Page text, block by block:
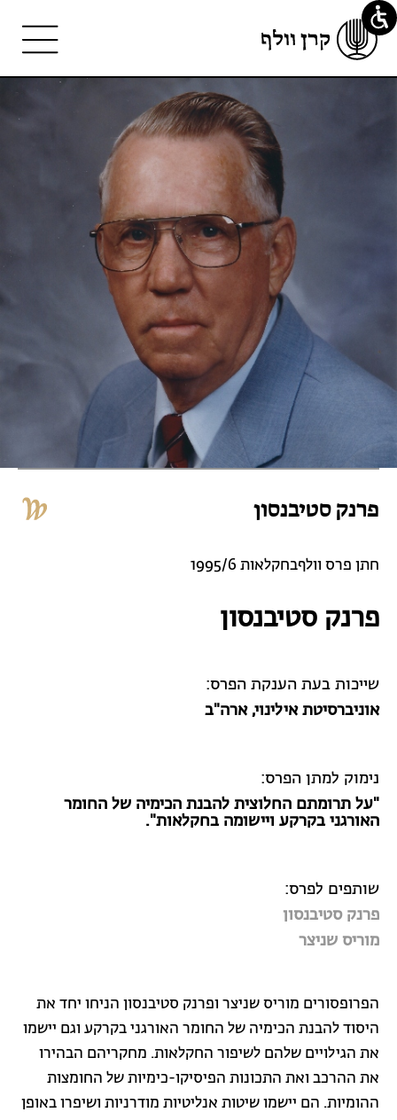
פרנק סטיבנסון
חתן פרס וולףבחקלאות 1995/6
פרנק סטיבנסון
שייכות בעת הענקת הפרס:
אוניברסיטת אילינוי, ארה"ב
נימוק למתן הפרס:
"על תרומתם החלוצית להבנת הכימיה של החומר
האורגני בקרקע ויישומה בחקלאות".
שותפים לפרס:
פרנק סטיבנסון
מוריס שניצר
הפרופסורים מוריס שניצר ופרנק סטיבנסון הניחו יחד את
היסוד להבנת הכימיה של החומר האורגני בקרקע וגם יישמו
את הגילויים שלהם לשיפור החקלאות. מחקריהם הבהירו
את ההרכב ואת התכונות הפיסיקו-כימיות של החומצות
ההומיות. הם יישמו שיטות אנליטיות מודרניות ושיפרו באופן